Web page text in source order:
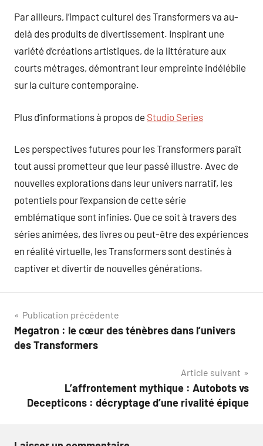
Par ailleurs, l’impact culturel des Transformers va au-
delà des produits de divertissement. Inspirant une
variété d’créations artistiques, de la littérature aux
courts métrages, démontrant leur empreinte indélébile
sur la culture contemporaine.
Plus d’informations à propos de Studio Series
Les perspectives futures pour les Transformers paraît
tout aussi prometteur que leur passé illustre. Avec de
nouvelles explorations dans leur univers narratif, les
potentiels pour l’expansion de cette série
emblématique sont infinies. Que ce soit à travers des
séries animées, des livres ou peut-être des expériences
en réalité virtuelle, les Transformers sont destinés à
captiver et divertir de nouvelles générations.
Navigation
de
Publication précédente
Megatron : le cœur des ténèbres dans l’univers
des Transformers
Article suivant
L’affrontement mythique : Autobots vs
Decepticons : décryptage d’une rivalité épique